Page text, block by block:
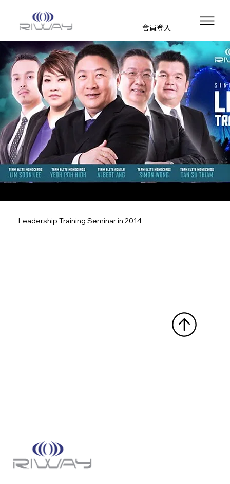
會員登入
Leadership Training Seminar in 2014